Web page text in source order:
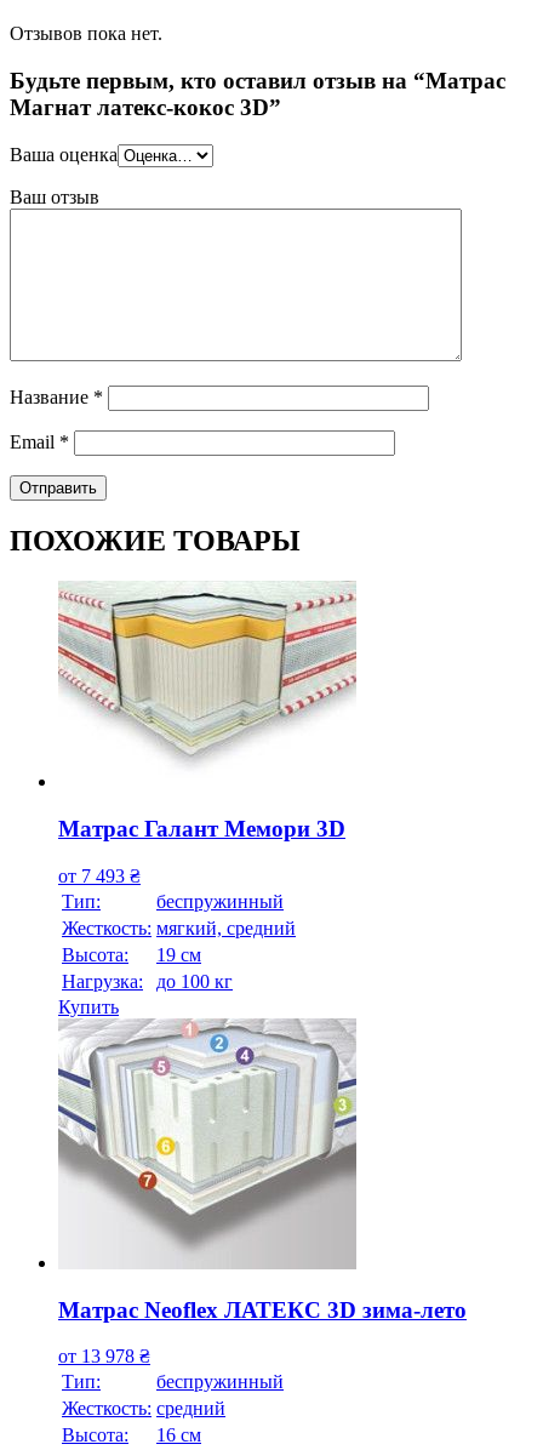
Отзывов пока нет.
Будьте первым, кто оставил отзыв на “Матрас
Магнат латекс-кокос 3D”
Ваша оценка
Ваш отзыв
Название *
Email *
ПОХОЖИЕ ТОВАРЫ
Матрас Галант Мемори 3D
от 7 493 ₴
Тип:
беспружинный
Жесткость: мягкий, средний
Высотa:
19 см
Нагрузка:
до 100 кг
Купить
Матрас Neoflex ЛАТЕКС 3D зима-лето
от 13 978 ₴
Тип:
беспружинный
Жесткость: средний
Высотa:
16 см